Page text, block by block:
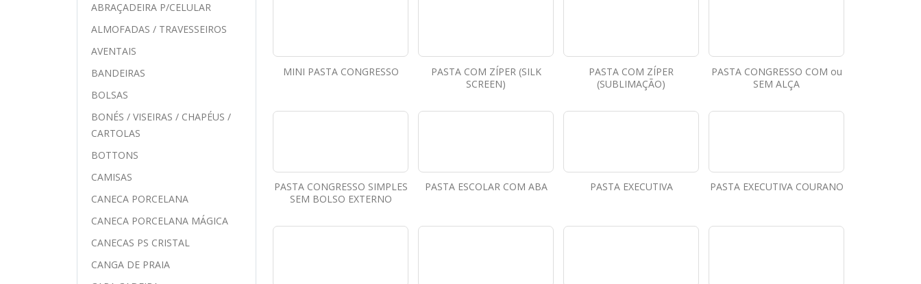
MINI PASTA CONGRESSO
PASTA COM ZÍPER (SILK
SCREEN)
PASTA COM ZÍPER
(SUBLIMAÇÃO)
PASTA CONGRESSO COM ou
SEM ALÇA
PASTA CONGRESSO SIMPLES
SEM BOLSO EXTERNO
PASTA ESCOLAR COM ABA PASTA EXECUTIVA PASTA EXECUTIVA COURANO
ABRAÇADEIRA P/CELULAR
ALMOFADAS / TRAVESSEIROS
AVENTAIS
BANDEIRAS
BOLSAS
BONÉS / VISEIRAS / CHAPÉUS /
CARTOLAS
BOTTONS
CAMISAS
CANECA PORCELANA
CANECA PORCELANA MÁGICA
CANECAS PS CRISTAL
CANGA DE PRAIA